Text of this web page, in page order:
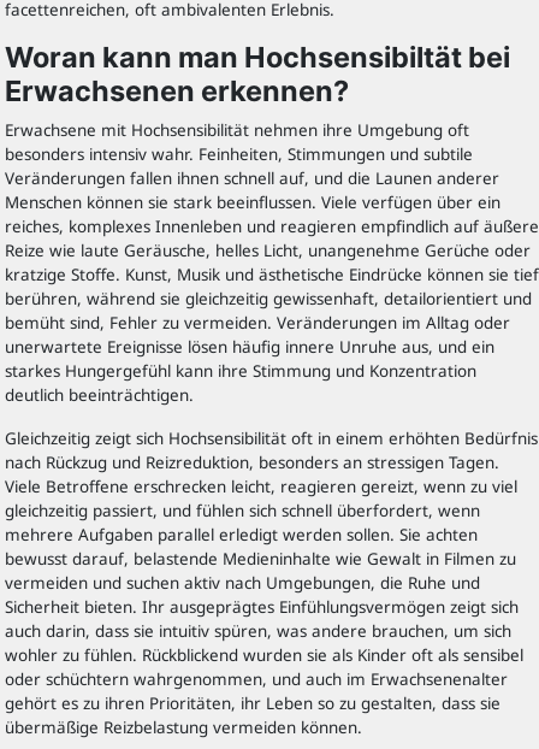
facettenreichen, oft ambivalenten Erlebnis.
Woran kann man Hochsensibiltät bei
Erwachsenen erkennen?
Erwachsene mit Hochsensibilität nehmen ihre Umgebung oft
besonders intensiv wahr. Feinheiten, Stimmungen und subtile
Veränderungen fallen ihnen schnell auf, und die Launen anderer
Menschen können sie stark beeinflussen. Viele verfügen über ein
reiches, komplexes Innenleben und reagieren empfindlich auf äußere
Reize wie laute Geräusche, helles Licht, unangenehme Gerüche oder
kratzige Stoffe. Kunst, Musik und ästhetische Eindrücke können sie tief
berühren, während sie gleichzeitig gewissenhaft, detailorientiert und
bemüht sind, Fehler zu vermeiden. Veränderungen im Alltag oder
unerwartete Ereignisse lösen häufig innere Unruhe aus, und ein
starkes Hungergefühl kann ihre Stimmung und Konzentration
deutlich beeinträchtigen.
Gleichzeitig zeigt sich Hochsensibilität oft in einem erhöhten Bedürfnis
nach Rückzug und Reizreduktion, besonders an stressigen Tagen.
Viele Betroffene erschrecken leicht, reagieren gereizt, wenn zu viel
gleichzeitig passiert, und fühlen sich schnell überfordert, wenn
mehrere Aufgaben parallel erledigt werden sollen. Sie achten
bewusst darauf, belastende Medieninhalte wie Gewalt in Filmen zu
vermeiden und suchen aktiv nach Umgebungen, die Ruhe und
Sicherheit bieten. Ihr ausgeprägtes Einfühlungsvermögen zeigt sich
auch darin, dass sie intuitiv spüren, was andere brauchen, um sich
wohler zu fühlen. Rückblickend wurden sie als Kinder oft als sensibel
oder schüchtern wahrgenommen, und auch im Erwachsenenalter
gehört es zu ihren Prioritäten, ihr Leben so zu gestalten, dass sie
übermäßige Reizbelastung vermeiden können.